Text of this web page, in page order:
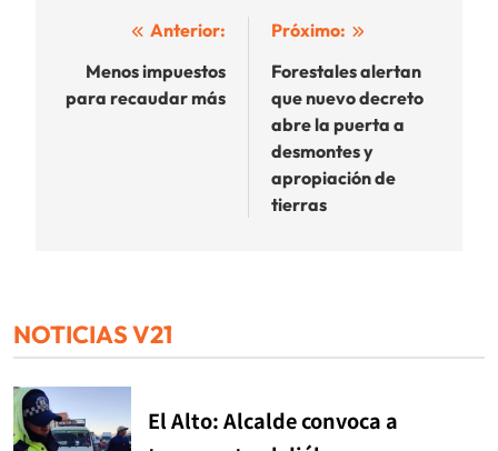
Navegación
entradas
Anterior:
Menos impuestos
para recaudar más
Próximo:
Forestales alertan
que nuevo decreto
abre la puerta a
desmontes y
apropiación de
tierras
NOTICIAS V21
El Alto: Alcalde convoca a